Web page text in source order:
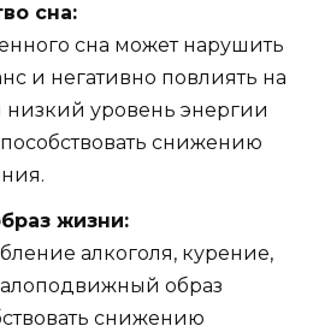
сна:
сна может нарушить
и негативно повлиять на
низкий уровень энергии
снижению
жизни:
алкоголя, курение,
образ
снижению